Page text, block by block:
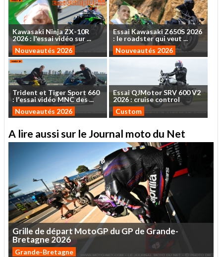
Kawasaki NinjaZX-10R
2026: l'essaividéo sur...
Nouveautés 2026
Essai KawasakiZ650S 2026
: le roadsterquiveut ...
Nouveautés 2026
Trident et TigerSport 660
: l'essaividéoMNCdes...
Nouveautés 2026
EssaiQJMotorSRV 600V2
2026 : cruise control
Custom
A lire aussi sur le Journal moto du Net
Grille de départ MotoGP duGPdeGrande-
Bretagne 2026
Grande-Bretagne